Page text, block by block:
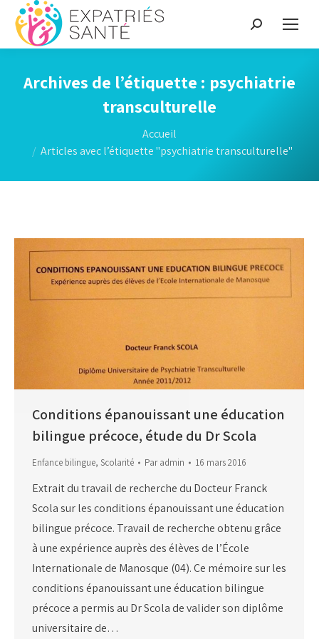
Recherche
:
Archives de l’étiquette : psychiatrie
transculturelle
Accueil
Articles avec l’étiquette "psychiatrie transculturelle"
Conditions épanouissant une éducation
bilingue précoce, étude du Dr Scola
Enfance bilingue, Scolarité Paradmin 16 mars 2016
Extrait du travail de recherche du Docteur Franck
Scola sur les conditions épanouissant une éducation
bilingue précoce. Travail de recherche obtenu grâce
à une expérience auprès des élèves de l’École
Internationale de Manosque (04). Ce mémoire sur les
conditions épanouissant une éducation bilingue
précoce a permis au Dr Scola de valider son diplôme
universitaire de…